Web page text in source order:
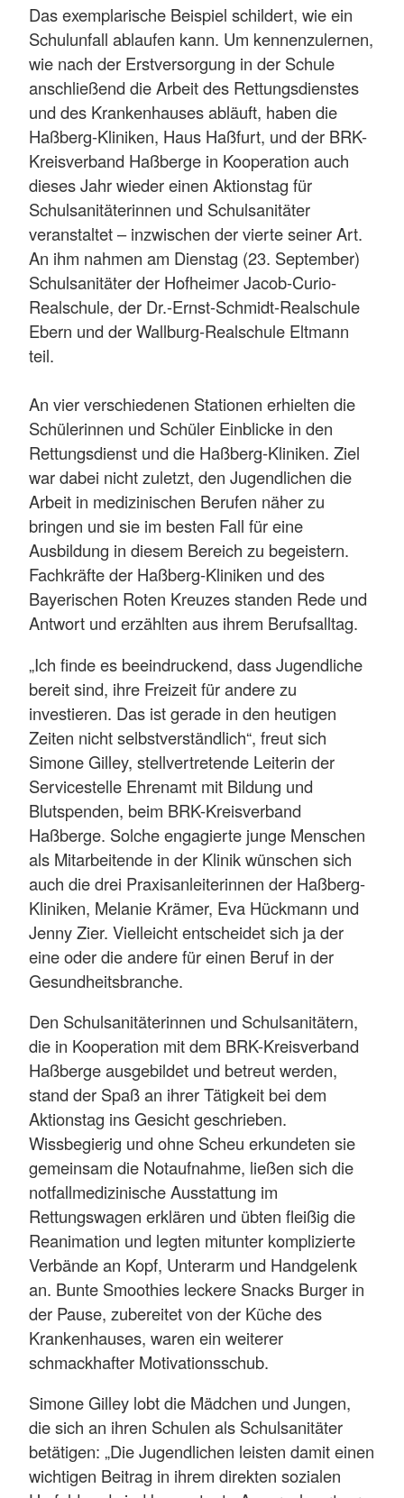
Das exemplarische Beispiel schildert, wie ein
Schulunfall ablaufen kann. Um kennenzulernen,
wie nach der Erstversorgung in der Schule
anschließend die Arbeit des Rettungsdienstes
und des Krankenhauses abläuft, haben die
Haßberg-Kliniken, Haus Haßfurt, und der BRK-
Kreisverband Haßberge in Kooperation auch
dieses Jahr wieder einen Aktionstag für
Schulsanitäterinnen und Schulsanitäter
veranstaltet – inzwischen der vierte seiner Art.
An ihm nahmen am Dienstag (23. September)
Schulsanitäter der Hofheimer Jacob-Curio-
Realschule, der Dr.-Ernst-Schmidt-Realschule
Ebern und der Wallburg-Realschule Eltmann
teil.
An vier verschiedenen Stationen erhielten die
Schülerinnen und Schüler Einblicke in den
Rettungsdienst und die Haßberg-Kliniken. Ziel
war dabei nicht zuletzt, den Jugendlichen die
Arbeit in medizinischen Berufen näher zu
bringen und sie im besten Fall für eine
Ausbildung in diesem Bereich zu begeistern.
Fachkräfte der Haßberg-Kliniken und des
Bayerischen Roten Kreuzes standen Rede und
Antwort und erzählten aus ihrem Berufsalltag.
„Ich finde es beeindruckend, dass Jugendliche
bereit sind, ihre Freizeit für andere zu
investieren. Das ist gerade in den heutigen
Zeiten nicht selbstverständlich“, freut sich
Simone Gilley, stellvertretende Leiterin der
Servicestelle Ehrenamt mit Bildung und
Blutspenden, beim BRK-Kreisverband
Haßberge. Solche engagierte junge Menschen
als Mitarbeitende in der Klinik wünschen sich
auch die drei Praxisanleiterinnen der Haßberg-
Kliniken, Melanie Krämer, Eva Hückmann und
Jenny Zier. Vielleicht entscheidet sich ja der
eine oder die andere für einen Beruf in der
Gesundheitsbranche.
Den Schulsanitäterinnen und Schulsanitätern,
die in Kooperation mit dem BRK-Kreisverband
Haßberge ausgebildet und betreut werden,
stand der Spaß an ihrer Tätigkeit bei dem
Aktionstag ins Gesicht geschrieben.
Wissbegierig und ohne Scheu erkundeten sie
gemeinsam die Notaufnahme, ließen sich die
notfallmedizinische Ausstattung im
Rettungswagen erklären und übten fleißig die
Reanimation und legten mitunter komplizierte
Verbände an Kopf, Unterarm und Handgelenk
an. Bunte Smoothies leckere Snacks Burger in
der Pause, zubereitet von der Küche des
Krankenhauses, waren ein weiterer
schmackhafter Motivationsschub.
Simone Gilley lobt die Mädchen und Jungen,
die sich an ihren Schulen als Schulsanitäter
betätigen: „Die Jugendlichen leisten damit einen
wichtigen Beitrag in ihrem direkten sozialen